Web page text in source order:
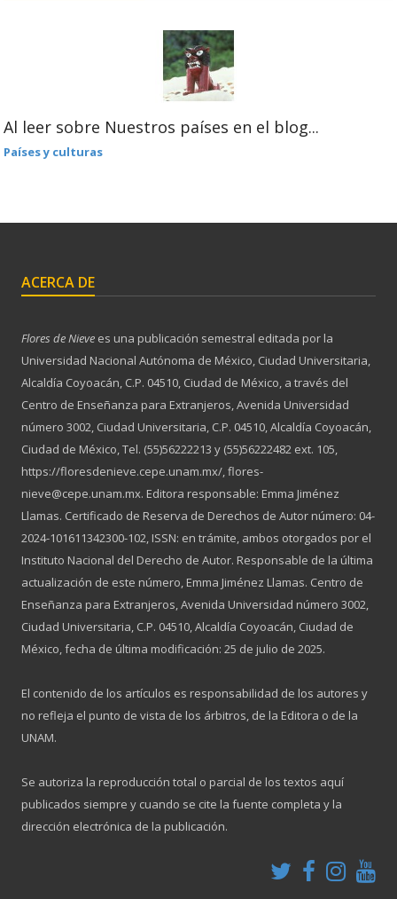
Al leer sobre Nuestros países en el blog...
Países y culturas
ACERCA DE
Flores de Nieve es una publicación semestral editada por la
Universidad Nacional Autónoma de México, Ciudad Universitaria,
Alcaldía Coyoacán, C.P. 04510, Ciudad de México, a través del
Centro de Enseñanza para Extranjeros, Avenida Universidad
número 3002, Ciudad Universitaria, C.P. 04510, Alcaldía Coyoacán,
Ciudad de México, Tel. (55)56222213 y (55)56222482 ext. 105,
https://floresdenieve.cepe.unam.mx/, flores-
nieve@cepe.unam.mx. Editora responsable: Emma Jiménez
Llamas. Certificado de Reserva de Derechos de Autor número: 04-
2024-101611342300-102, ISSN: en trámite, ambos otorgados por el
Instituto Nacional del Derecho de Autor. Responsable de la última
actualización de este número, Emma Jiménez Llamas. Centro de
Enseñanza para Extranjeros, Avenida Universidad número 3002,
Ciudad Universitaria, C.P. 04510, Alcaldía Coyoacán, Ciudad de
México, fecha de última modificación: 25 de julio de 2025.
El contenido de los artículos es responsabilidad de los autores y
no refleja el punto de vista de los árbitros, de la Editora o de la
UNAM.
Se autoriza la reproducción total o parcial de los textos aquí
publicados siempre y cuando se cite la fuente completa y la
dirección electrónica de la publicación.